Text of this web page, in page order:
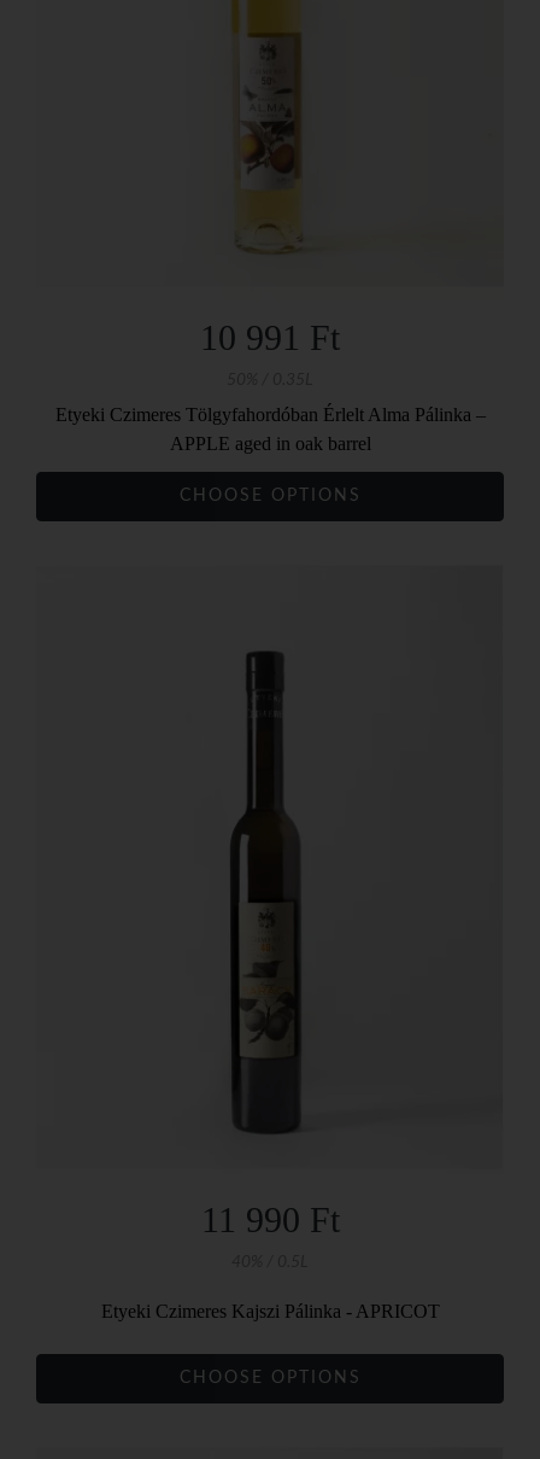
10 991 Ft
Etyeki Czimeres Tölgyfahordóban Érlelt Alma Pálinka –
APPLE aged in oak barrel
CHOOSE OPTIONS
11 990 Ft
Etyeki Czimeres Kajszi Pálinka - APRICOT
CHOOSE OPTIONS